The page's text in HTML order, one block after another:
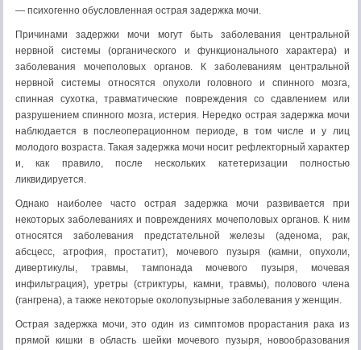
— психогенно обусловленная острая задержка мочи.
Причинами задержки мочи могут быть заболевания централь­ной
нервной системы (органического и функционального харак­тера) и
заболевания мочеполовых органов. К заболеваниям цен­тральной
нервной системы относятся опухоли головного и спин­ного мозга,
спинная сухотка, травматические повреждения со сдавлением или
разрушением спинного мозга, истерия. Неред­ко острая задержка мочи
наблюдается в послеоперационном периоде, в том числе и у лиц
молодого возраста. Такая задержка мочи носит рефлекторный характер
и, как правило, после не­скольких катетеризации полностью
ликвидируется.
Однако наиболее часто острая задержка мочи развивается при
некоторых заболеваниях и повреждениях мочеполовых органов. К ним
относятся заболевания предстательной железы (аденома, рак,
абсцесс, атрофия, простатит), мочевого пузыря (камни, опу­холи,
дивертикулы, травмы, тампонада мочевого пузыря, моче­вая
инфильтрация), уретры (стриктуры, камни, травмы), поло­вого члена
(гангрена), а также некоторые околопузырные забо­левания у женщин.
Острая задержка мочи, это один из симптомов прорастания рака из
прямой кишки в область шейки мочевого пузыря, ново­образования